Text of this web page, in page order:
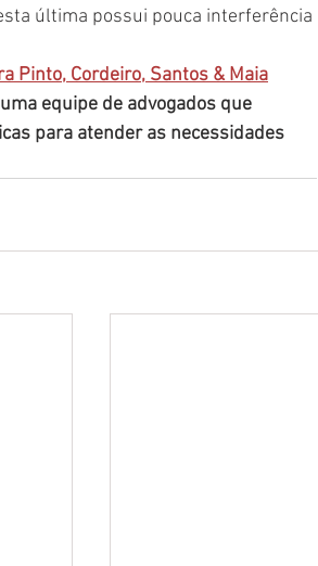
última possui pouca interferência
Pinto, Cordeiro, Santos & Maia
equipe de advogados que
para atender as necessidades